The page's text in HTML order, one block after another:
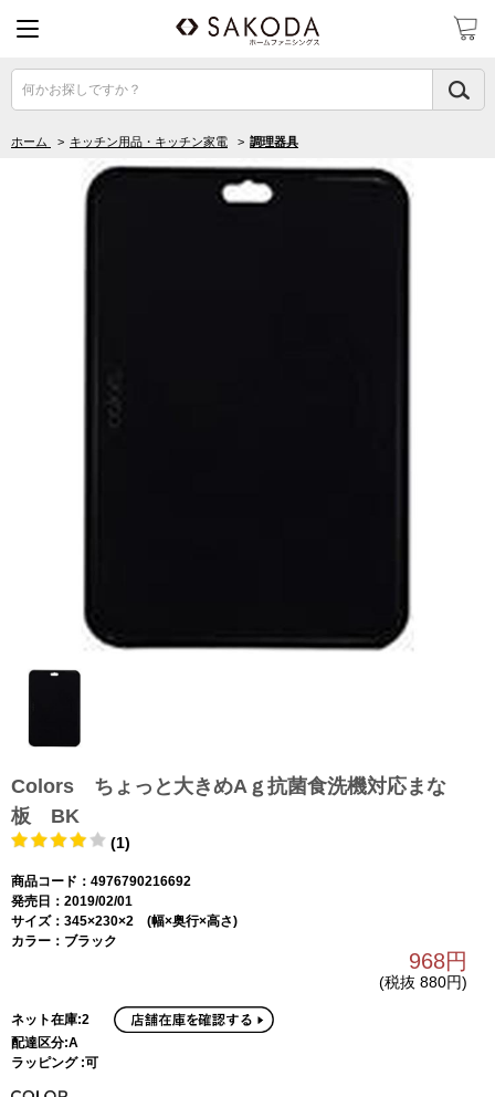
何かお探しですか？
ホーム > キッチン用品・キッチン家電 > 調理器具
Colors ちょっと大きめAｇ抗菌食洗機対応まな
板 BK
(1)
商品コード：4976790216692
発売日：2019/02/01
サイズ：345×230×2 (幅×奥行×高さ)
カラー：ブラック
968円
(税抜 880円)
ネット在庫:2
配達区分:A
ラッピング :可